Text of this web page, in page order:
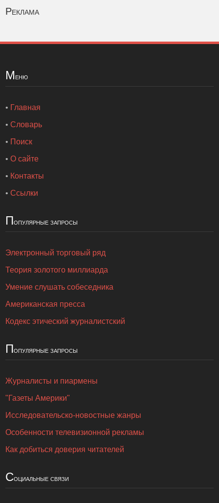
Реклама
Меню
• Главная
•Словарь
• Поиск
•О сайте
• Контакты
•Ссылки
Популярные запросы
Электронный торговый ряд
Теория золотого миллиарда
Умение слушать собеседника
Американская пресса
Кодекс этический журналистский
Популярные запросы
Журналисты и пиармены
"Газеты Америки"
Исследовательско-новостные жанры
Особенности телевизионной рекламы
Как добиться доверия читателей
Социальные связи